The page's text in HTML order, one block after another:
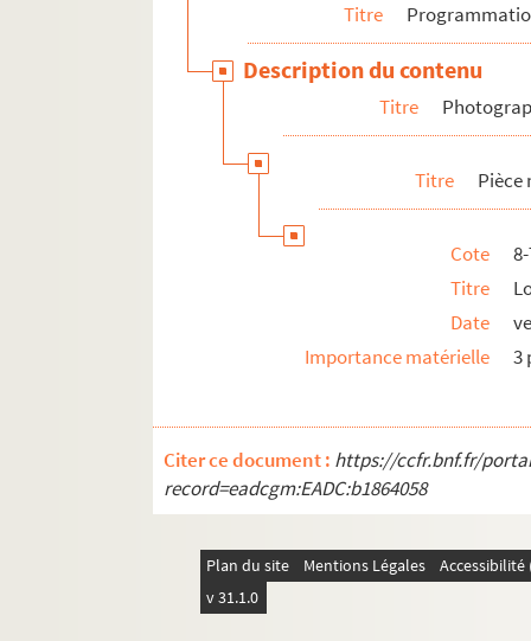
Titre
Description du contenu
Titre
Titre Pièce
Cote
Titre
Date
Importance matérielle
3
Citer ce document : https://ccfr.bnf.fr/
record=eadcgm:EADC:b1864058
Plan du site Mentions Légales
v 31.1.0